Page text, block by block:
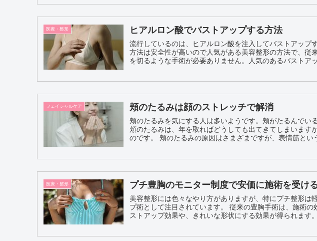
医療・整形 ヒアルロン酸でバストアップする方法
流行しているのは、ヒアルロン酸を注入してバストアップする美容整
方法は安全性が高いので人気がある美容整形の方法で、従
を切るような手術が必要ありません。人気のあるバストア
フェイシャルケア 頬のたるみは顔のストレッチで解消
頬のたるみを気にする人は多いようです。頬がたるんでい
頬のたるみは、年を取ればどうしても出てきてしまいます
のです。 頬のたるみの原因はさまざまですが、表情筋と
医療・整形 プチ豊胸のモニター制度で安価に施術を受け
美容整形には色々なやり方がありますが、特にプチ整形は
プ術として注目されています。 従来の豊胸手術は、施術の効果がずっと続くことや、大幅なバ
ストアップ効果や、きれいな形状にする効果が得られます